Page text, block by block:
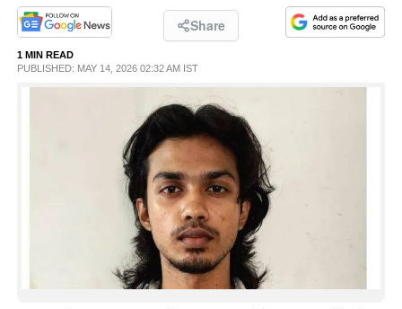
Share
1 MIN READ
PUBLISHED: MAY 14, 2026 02:32 AM IST